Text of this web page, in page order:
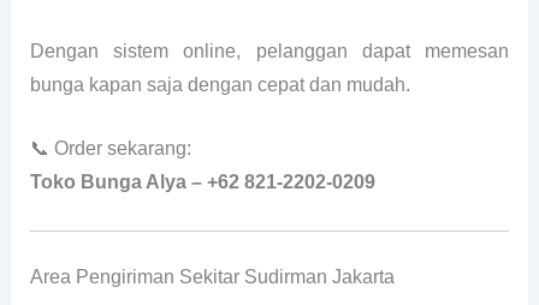
Dengan sistem online, pelanggan dapat memesan
bunga kapan saja dengan cepat dan mudah.
📞 Order sekarang:
Toko Bunga Alya – +62 821-2202-0209
Area Pengiriman Sekitar Sudirman Jakarta